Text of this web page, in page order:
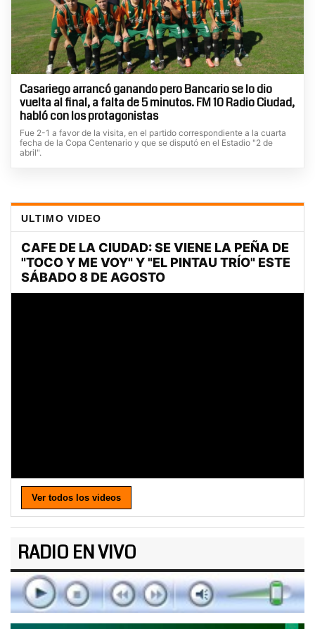
Casariego arrancó ganando pero Bancario se lo dio
vuelta al final, a falta de 5 minutos. FM 10 Radio Ciudad,
habló con los protagonistas
Fue 2-1 a favor de la visita, en el partido correspondiente a la cuarta
fecha de la Copa Centenario y que se disputó en el Estadio "2 de
abril".
ULTIMO VIDEO
Ver todos los videos
RADIO EN VIVO